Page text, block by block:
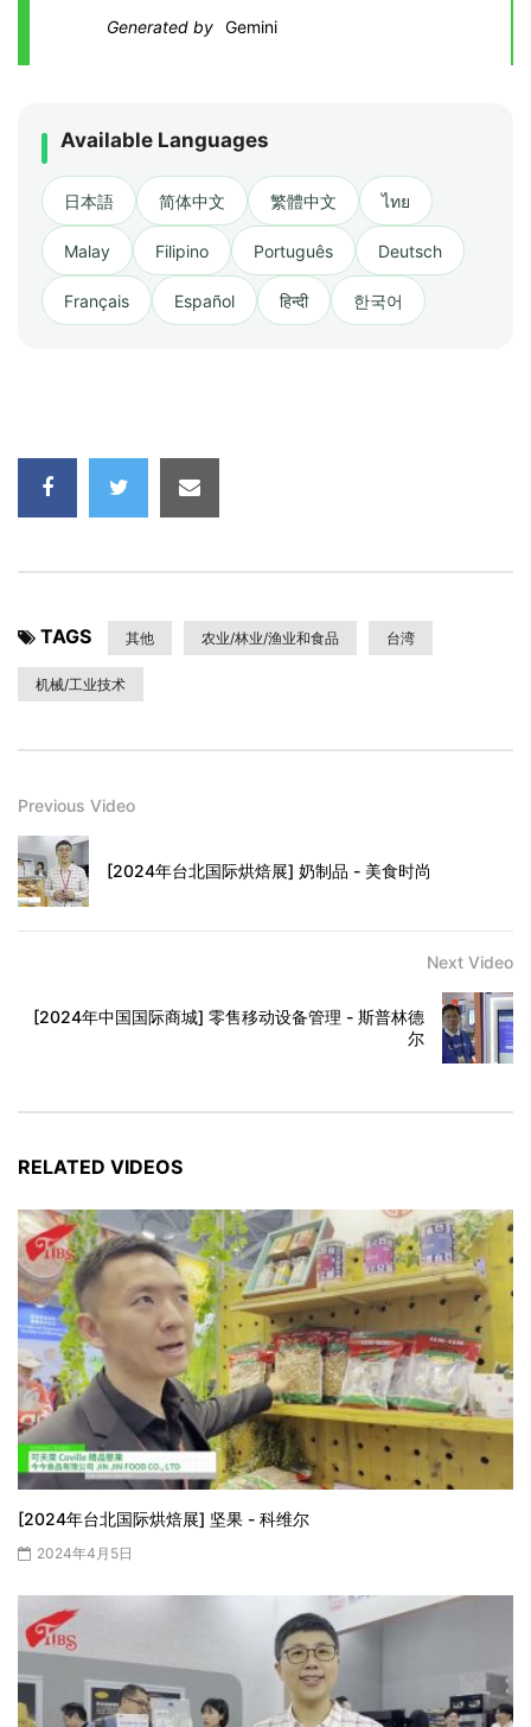
Generated by Gemini
Available Languages
日本語 简体中文 繁體中文 ไทย
Malay Filipino Português Deutsch
Français Español हिन्दी 한국어
TAGS 其他 农业/林业/渔业和食品 台湾
机械/工业技术
Previous Video
[2024年台北国际烘焙展] 奶制品 - 美食时尚
Next Video
[2024年中国国际商城] 零售移动设备管理 - 斯普林德
尔
RELATED VIDEOS
[2024年台北国际烘焙展] 坚果 - 科维尔
2024年4月5日